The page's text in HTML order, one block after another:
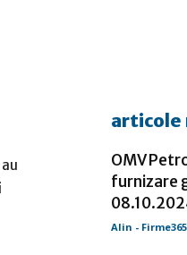
articole
OMV
furnizare
Alin - Firme365